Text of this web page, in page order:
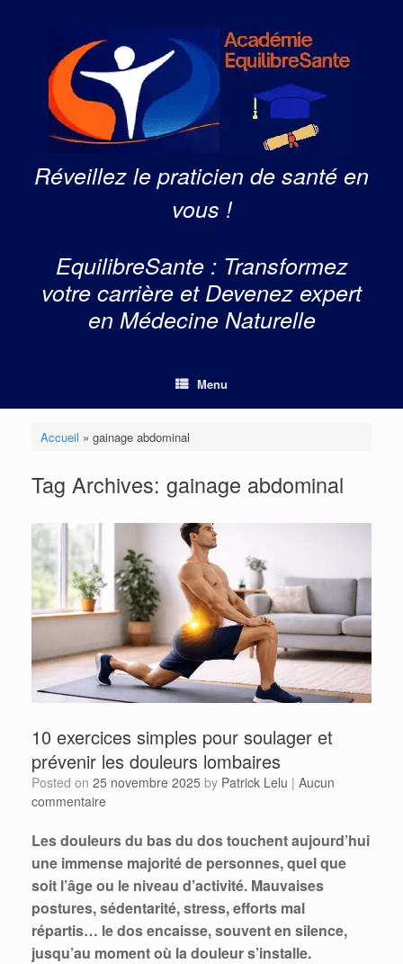
Réveillez le praticien de santé en
vous !
EquilibreSante : Transformez
votre carrière et Devenez expert
en Médecine Naturelle
Menu
Accueil » gainage abdominal
Tag Archives: gainage abdominal
10 exercices simples pour soulager et
prévenir les douleurs lombaires
Posted on 25 novembre 2025 by Patrick Lelu | Aucun
commentaire
Les douleurs du bas du dos touchent aujourd’hui
une immense majorité de personnes, quel que
soit l’âge ou le niveau d’activité. Mauvaises
postures, sédentarité, stress, efforts mal
répartis… le dos encaisse, souvent en silence,
jusqu’au moment où la douleur s’installe.